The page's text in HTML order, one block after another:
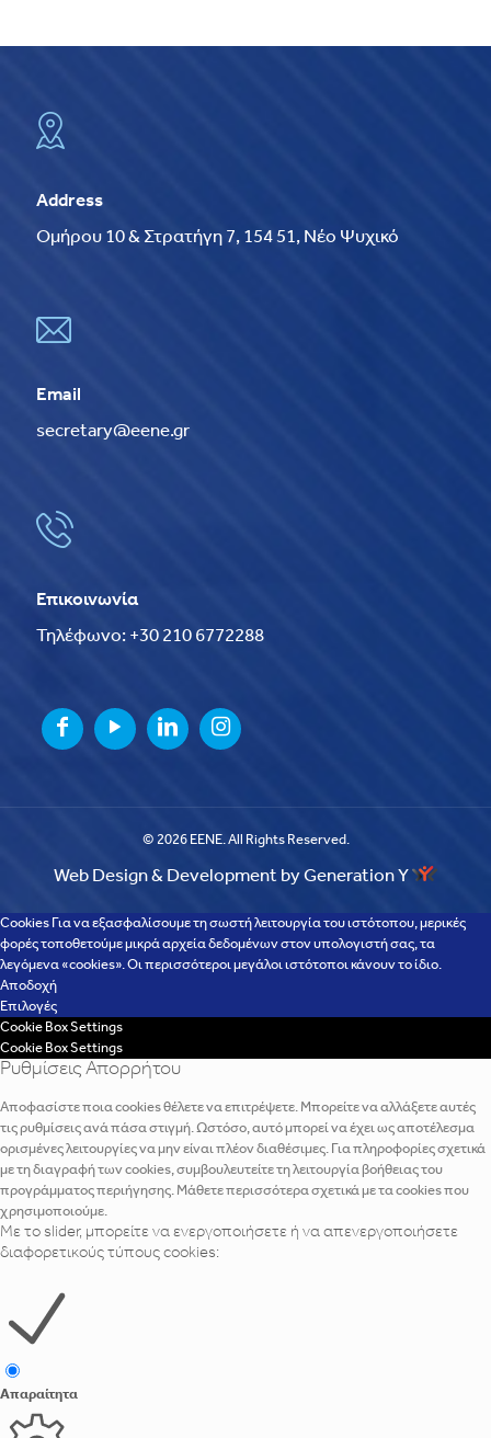
Address
Ομήρου 10 & Στρατήγη 7, 154 51, Νέο Ψυχικό
Email
secretary@eene.gr
Επικοινωνία
Τηλέφωνο: +30 210 6772288
© 2026 EENE. All Rights Reserved.
Web Design & Development by Generation Y
Cookies Για να εξασφαλίσουμε τη σωστή λειτουργία του ιστότοπου, μερικές
φορές τοποθετούμε μικρά αρχεία δεδομένων στον υπολογιστή σας, τα
λεγόμενα «cookies». Οι περισσότεροι μεγάλοι ιστότοποι κάνουν το ίδιο.
Αποδοχή
Επιλογές
Cookie Box Settings
Cookie Box Settings
Ρυθμίσεις Απορρήτου
Αποφασίστε ποια cookies θέλετε να επιτρέψετε. Μπορείτε να αλλάξετε αυτές
τις ρυθμίσεις ανά πάσα στιγμή. Ωστόσο, αυτό μπορεί να έχει ως αποτέλεσμα
ορισμένες λειτουργίες να μην είναι πλέον διαθέσιμες. Για πληροφορίες σχετικά
με τη διαγραφή των cookies, συμβουλευτείτε τη λειτουργία βοήθειας του
προγράμματος περιήγησης. Μάθετε περισσότερα σχετικά με τα cookies που
χρησιμοποιούμε.
Με το slider, μπορείτε να ενεργοποιήσετε ή να απενεργοποιήσετε
διαφορετικούς τύπους cookies:
Απαραίτητα